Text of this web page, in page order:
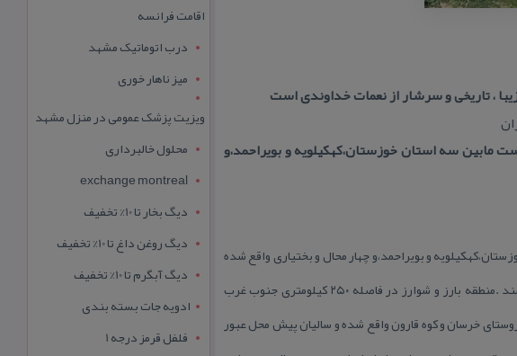
سه استان خوزستان،كهكیلویه و بویراحمد،و
و بویراحمد،و چهار محال و بختیاری واقع شده
است. بارز در حقیقت مجموعه ای از چند روستاست و بیشتر مردم بارز و شوارز را باهم می شناسند .منطقه بارز و شوارز در فاصله ۲۵۰ كیلومتری جنوب غرب
خرسان و كوه قارون واقع شده و سالیان پیش محل عبور
اقامت فرانسه
درب اتوماتیک مشهد
میز ناهار خوری
ویزیت پزشک عمومی در منزل مشهد
محلول خالبرداری
exchange montreal
دیگ بخار تا 10% تخفیف
دیگ روغن داغ تا 10% تخفیف
دیگ آبگرم تا 10% تخفیف
ادویه جات بسته بندی
فلفل قرمز درجه 1